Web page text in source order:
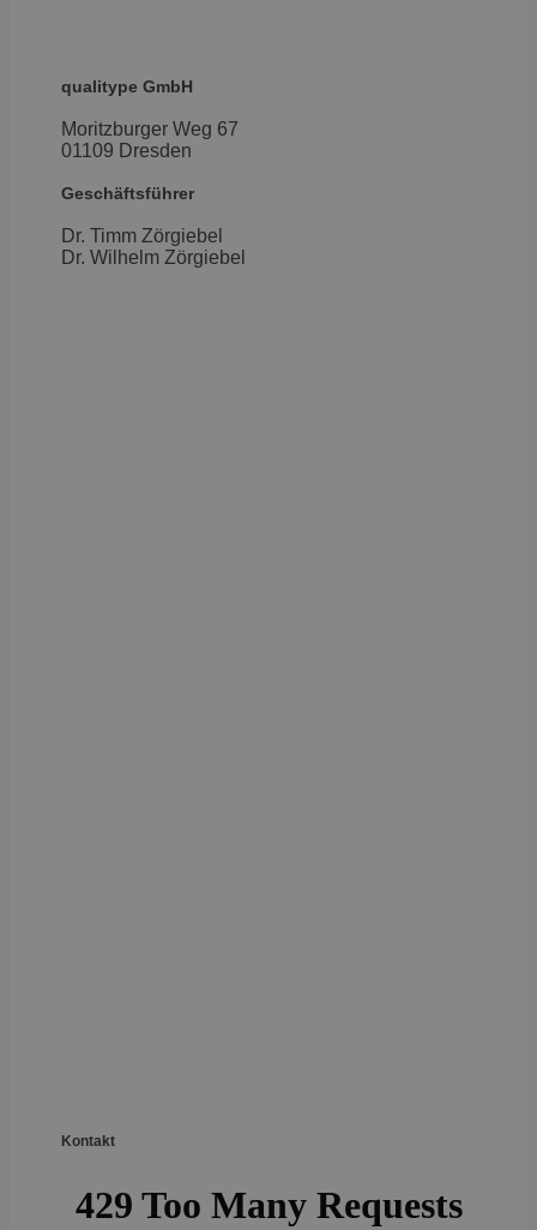
qualitype GmbH
Moritzburger Weg 67
01109 Dresden
Geschäftsführer
Dr. Timm Zörgiebel
​Dr. Wilhelm Zörgiebel
Kontakt